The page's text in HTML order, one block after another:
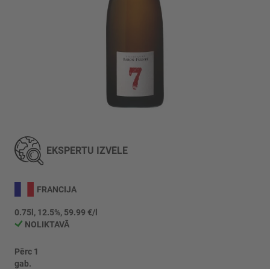
uz
galerijas
sākumu
EKSPERTU IZVĒLE
FRANCIJA
0.75l, 12.5%, 59.99 €/l
NOLIKTAVĀ
Pērc 1
gab.